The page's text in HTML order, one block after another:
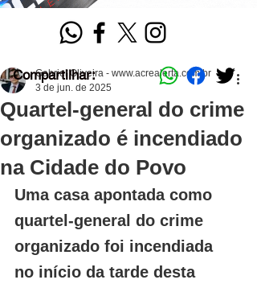
Quartel-general do crime
organizado é incendiado
na Cidade do Povo
Gabriel Oliveira - www.acrealerta.com.br
3 de jun. de 2025
Uma casa apontada como
quartel-general do crime
organizado foi incendiada
no início da tarde desta
Compartilhar: